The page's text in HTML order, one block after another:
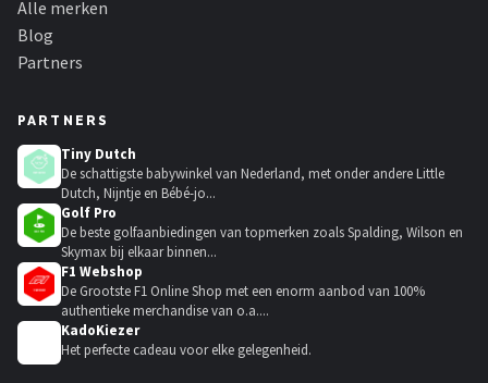
Alle merken
Blog
Partners
PARTNERS
Tiny Dutch
De schattigste babywinkel van Nederland, met onder andere Little
Dutch, Nijntje en Bébé-jo...
Golf Pro
De beste golfaanbiedingen van topmerken zoals Spalding, Wilson en
Skymax bij elkaar binnen...
F1 Webshop
De Grootste F1 Online Shop met een enorm aanbod van 100%
authentieke merchandise van o.a....
KadoKiezer
Het perfecte cadeau voor elke gelegenheid.